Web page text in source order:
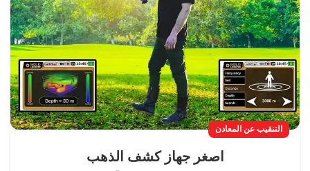
التنقيب عن المعادن
اصغر جهاز كشف الذهب